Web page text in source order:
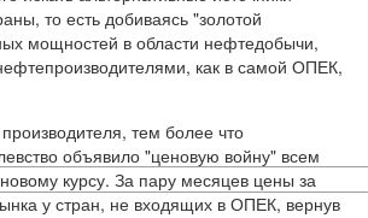
то есть добиваясь "золотой
мощностей в области нефтедобычи,
как в самой ОПЕК,
тем более что
объявило "ценовую войну" всем
курсу. За пару месяцев цены за
у стран, не входящих в ОПЕК, вернув